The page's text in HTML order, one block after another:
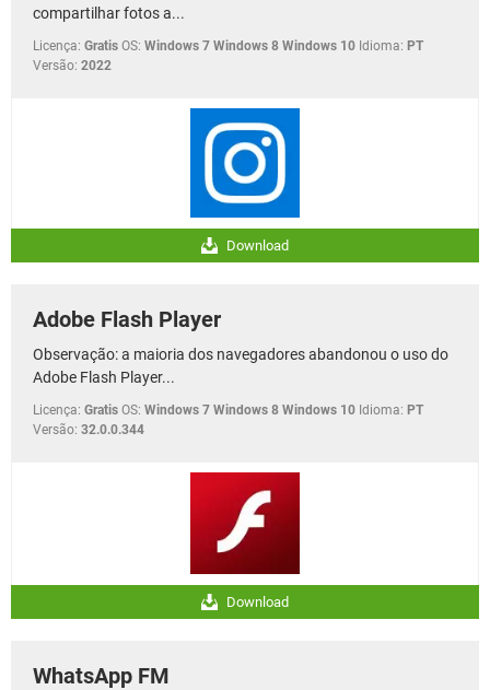
compartilhar fotos a...
Licença: Gratis OS: Windows 7 Windows 8 Windows 10 Idioma: PT
Versão: 2022
Download
Adobe Flash Player
Observação: a maioria dos navegadores abandonou o uso do
Adobe Flash Player...
Licença: Gratis OS: Windows 7 Windows 8 Windows 10 Idioma: PT
Versão: 32.0.0.344
Download
WhatsApp FM